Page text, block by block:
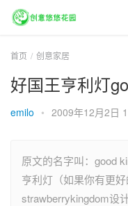
首页 创意家居
好国王亨利灯
emilo • 2009年12月2日
原文的名字叫：good
亨利灯（如果你有更
strawberrykingdom设计